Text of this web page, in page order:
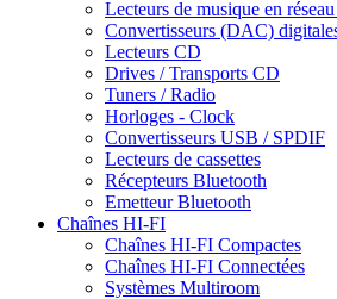
Lecteurs de musique en
Convertisseurs (DAC)
Lecteurs CD
Drives / Transports CD
Tuners / Radio
Horloges - Clock
Convertisseurs USB / SPDIF
Lecteurs de cassettes
Récepteurs Bluetooth
Emetteur Bluetooth
Chaînes HI-FI
Chaînes HI-FI Compactes
Chaînes HI-FI Connectées
Systèmes Multiroom